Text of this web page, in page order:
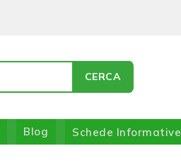
CERCA
Blog Schede Informative